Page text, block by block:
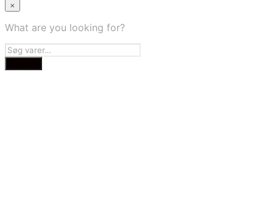
×
What are you looking for?